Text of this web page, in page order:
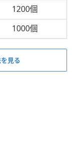
1200個
1000個
見る